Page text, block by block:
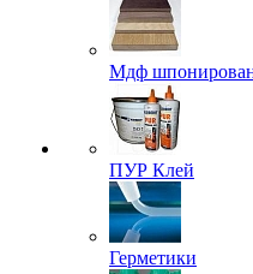
Мдф
ПУР Клей
Герметики